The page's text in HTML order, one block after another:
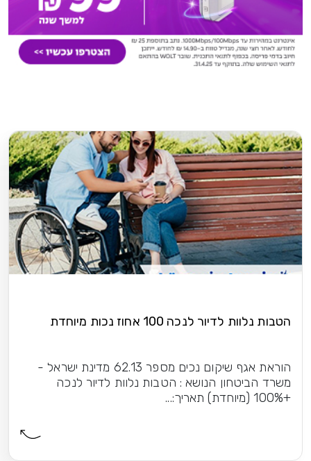
הטבות נלוות לדיור לנכה 100 אחוז נכות מיוחדת
הוראת אגף שיקום נכים מספר 62.13 מדינת ישראל -
משרד הביטחון הנושא : הטבות נלוות לדיור לנכה
+100% (מיוחדת) תאריך:...